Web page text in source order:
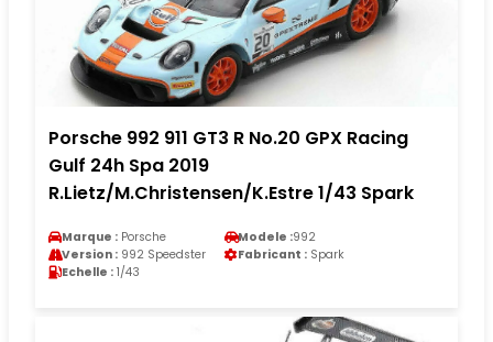
Porsche 992 911 GT3 R No.20 GPX Racing
Gulf 24h Spa 2019
R.Lietz/M.Christensen/K.Estre 1/43 Spark
Marque : Porsche Modele :992
Version : 992 Speedster Fabricant : Spark
Echelle : 1/43